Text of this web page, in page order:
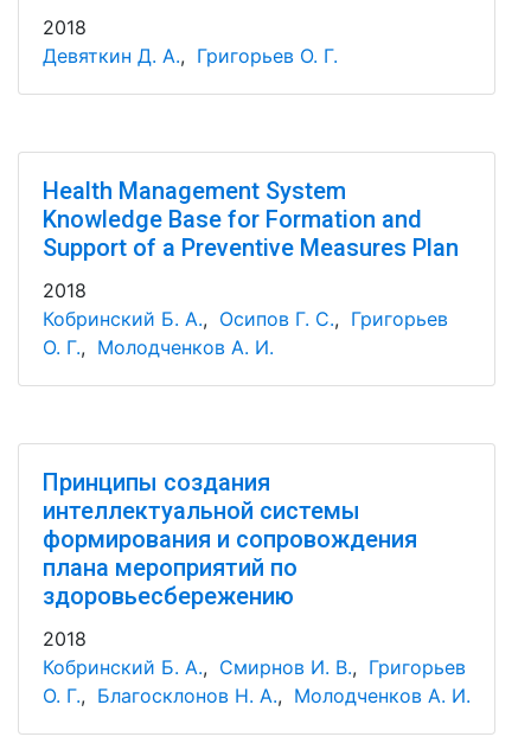
2018
Девяткин Д. А., Григорьев О. Г.
Health Management System
Knowledge Base for Formation and
Support of a Preventive Measures Plan
2018
Кобринский Б. А., Осипов Г. С., Григорьев
О. Г., Молодченков А. И.
Принципы создания
интеллектуальной системы
формирования и сопровождения
плана мероприятий по
здоровьесбережению
2018
Кобринский Б. А., Смирнов И. В., Григорьев
О. Г., Благосклонов Н. А., Молодченков А. И.